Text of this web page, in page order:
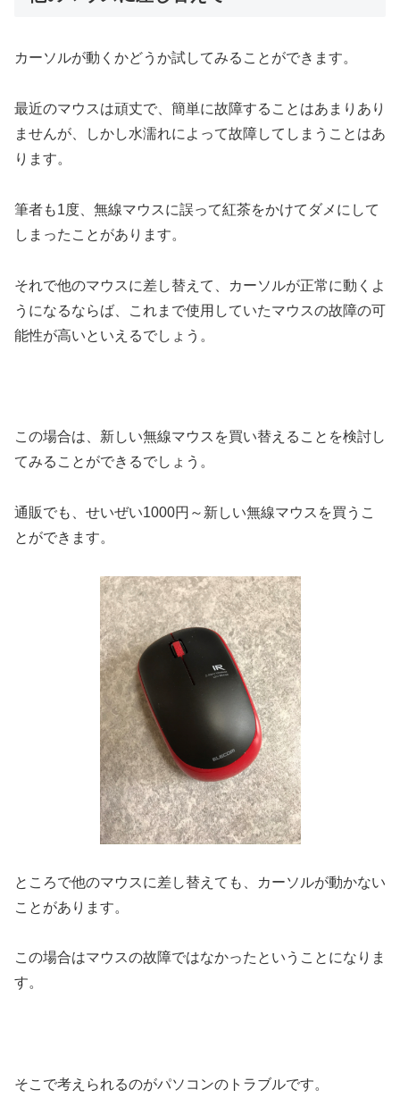
カーソルが動くかどうか試してみることができます。
最近のマウスは頑丈で、簡単に故障することはあまりあり
ませんが、しかし水濡れによって故障してしまうことはあ
ります。
筆者も1度、無線マウスに誤って紅茶をかけてダメにして
しまったことがあります。
それで他のマウスに差し替えて、カーソルが正常に動くよ
うになるならば、これまで使用していたマウスの故障の可
能性が高いといえるでしょう。
この場合は、新しい無線マウスを買い替えることを検討し
てみることができるでしょう。
通販でも、せいぜい1000円～新しい無線マウスを買うこ
とができます。
ところで他のマウスに差し替えても、カーソルが動かない
ことがあります。
この場合はマウスの故障ではなかったということになりま
す。
そこで考えられるのがパソコンのトラブルです。